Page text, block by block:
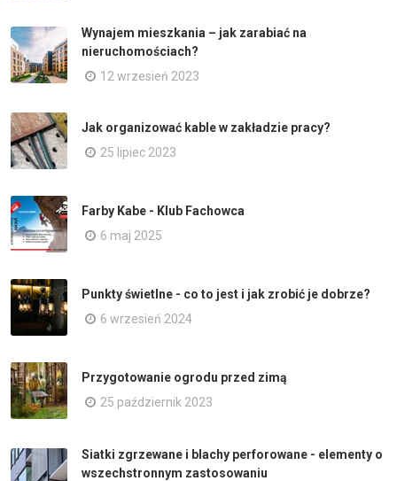
Wynajem mieszkania – jak zarabiać na
nieruchomościach?
12 wrzesień 2023
Jak organizować kable w zakładzie pracy?
25 lipiec 2023
Farby Kabe - Klub Fachowca
6 maj 2025
Punkty świetlne - co to jest i jak zrobić je dobrze?
6 wrzesień 2024
Przygotowanie ogrodu przed zimą
25 październik 2023
Siatki zgrzewane i blachy perforowane - elementy o
wszechstronnym zastosowaniu